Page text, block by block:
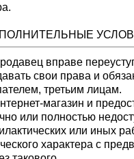
вправе
свои права и
третьим лицам.
магазин и
или полностью
или иных
характера с